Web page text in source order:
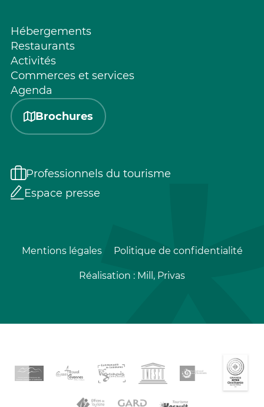
Hébergements
Restaurants
Activités
Commerces et services
Agenda
Brochures
Professionnels du tourisme
Espace presse
Mentions légales Politique de confidentialité
Réalisation : Mill, Privas